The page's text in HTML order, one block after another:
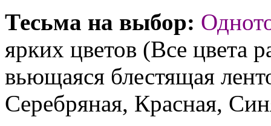
Тесьма на выбор:
ярких цветов (Все цвета
вьющаяся блестящая
Серебряная, Красная,